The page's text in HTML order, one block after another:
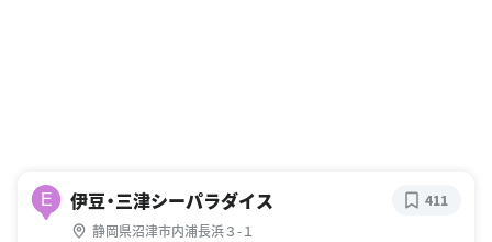
E 伊豆・三津シーパラダイス
静岡県沼津市内浦長浜３-１
411